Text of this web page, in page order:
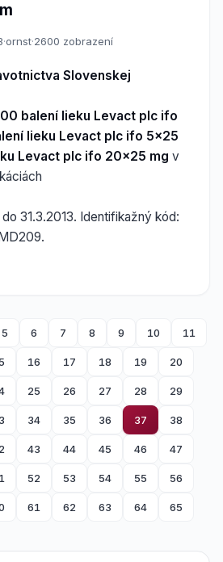
·ornst·2600 zobrazení
Slovenskej
balení lieku Levact plc ifo
lieku Levact plc ifo 5x25
Levact plc ifo 20x25 mg v
31.3.2013. Identifikažný kód:
5 6 7 8 9 10 11
16 17 18 19 20
25 26 27 28 29
34 35 36 37 38
43 44 45 46 47
52 53 54 55 56
61 62 63 64 65